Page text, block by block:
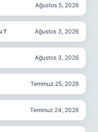
Ağustos 5, 2026
? Ağustos 3, 2026
Ağustos 3, 2026
Temmuz 25, 2026
Temmuz 24, 2026